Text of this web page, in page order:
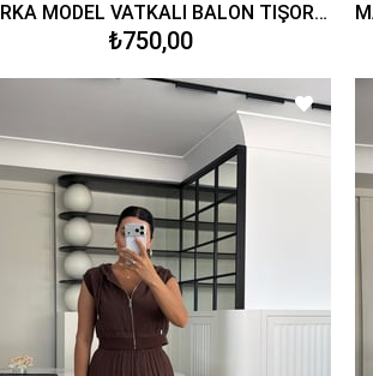
MARKA MODEL VATKALI BALON TİŞÖRT VİZON
₺750,00